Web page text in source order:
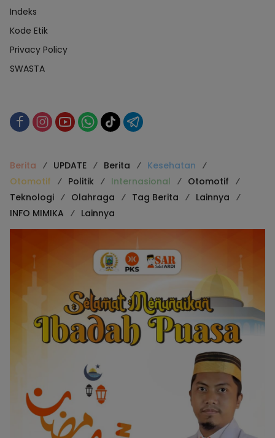
Indeks
Kode Etik
Privacy Policy
SWASTA
Berita UPDATE Berita
Kesehatan
Otomotif
Politik Internasional
Otomotif
Teknologi
Olahraga Tag Berita
Lainnya
INFO MIMIKA
Lainnya